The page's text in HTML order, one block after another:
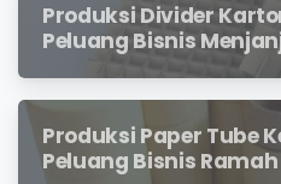
Produksi Divider
Peluang Bisnis
Permintaan yang
Produksi Paper Tube
Peluang Bisnis